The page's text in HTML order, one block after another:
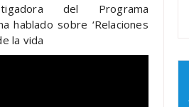
del Programa
hablado sobre ‘Relaciones
la vida